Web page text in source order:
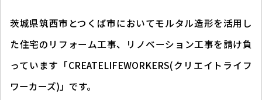
茨城県筑西市とつくば市においてモルタル造形を活用し
た住宅のリフォーム工事、リノベーション工事を請け負
っています「CREATELIFEWORKERS(クリエイトライフ
ワーカーズ)」です。